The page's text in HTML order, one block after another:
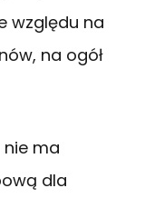
względu na
na ogół
ma
dla